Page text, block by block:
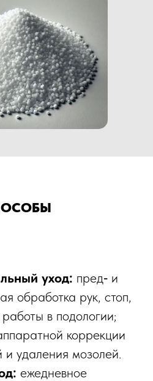
уход: пред‑ и
обработка рук, стоп,
в подологии;
коррекции
и удаления мозолей.​
ежедневное